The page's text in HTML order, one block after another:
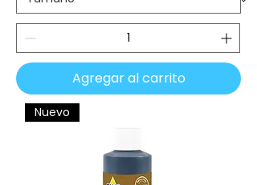
Agregar al carrito
Nuevo